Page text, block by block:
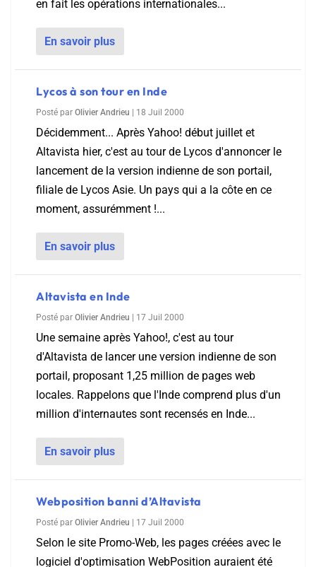
en fait les opérations internationales...
En savoir plus
Lycos à son tour en Inde
Posté par Olivier Andrieu 18 Juil 2000
Décidemment... Après Yahoo! début juillet et
Altavista hier, c'est au tour de Lycos d'annoncer le
lancement de la version indienne de son portail,
filiale de Lycos Asie. Un pays qui a la côte en ce
moment, assurémment !...
En savoir plus
Altavista en Inde
Posté par Olivier Andrieu 17 Juil 2000
Une semaine après Yahoo!, c'est au tour
d'Altavista de lancer une version indienne de son
portail, proposant 1,25 million de pages web
locales. Rappelons que l'Inde comprend plus d'un
million d'internautes sont recensés en Inde...
En savoir plus
Webposition banni d’Altavista
Posté par Olivier Andrieu 17 Juil 2000
Selon le site Promo-Web, les pages créées avec le
logiciel d'optimisation WebPosition auraient été